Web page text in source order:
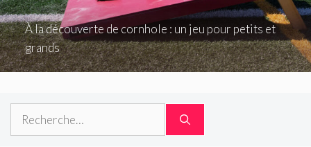
À la découverte de cornhole : un jeu pour petits et
grands
Rechercher :